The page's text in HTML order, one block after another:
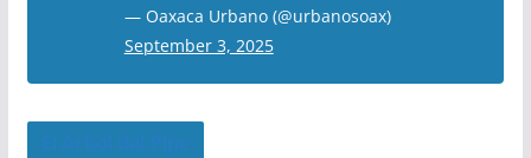
— Oaxaca Urbano (@urbanosoax)
September 3, 2025